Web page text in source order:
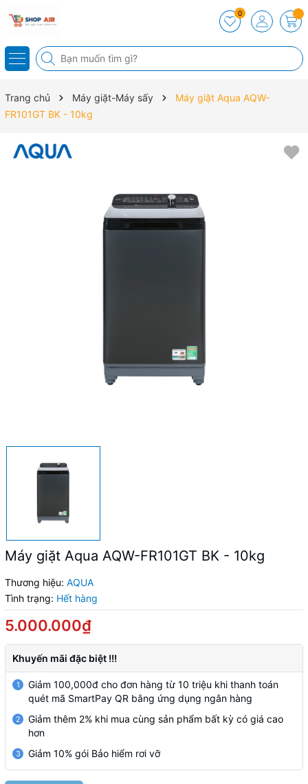
0
Trang chủ Máy giặt-Máy sấy
Máy giặt Aqua AQW-
FR101GT BK - 10kg
Máy giặt Aqua AQW-FR101GT BK - 10kg
Thương hiệu: AQUA
Tình trạng: Hết hàng
5.000.000₫
Khuyến mãi đặc biệt !!!
1
Giảm 100,000đ cho đơn hàng từ 10 triệu khi thanh toán
quét mã SmartPay QR bằng ứng dụng ngân hàng
2
Giảm thêm 2% khi mua cùng sản phẩm bất kỳ có giá cao
hơn
3 Giảm 10% gói Bảo hiểm rơi vỡ